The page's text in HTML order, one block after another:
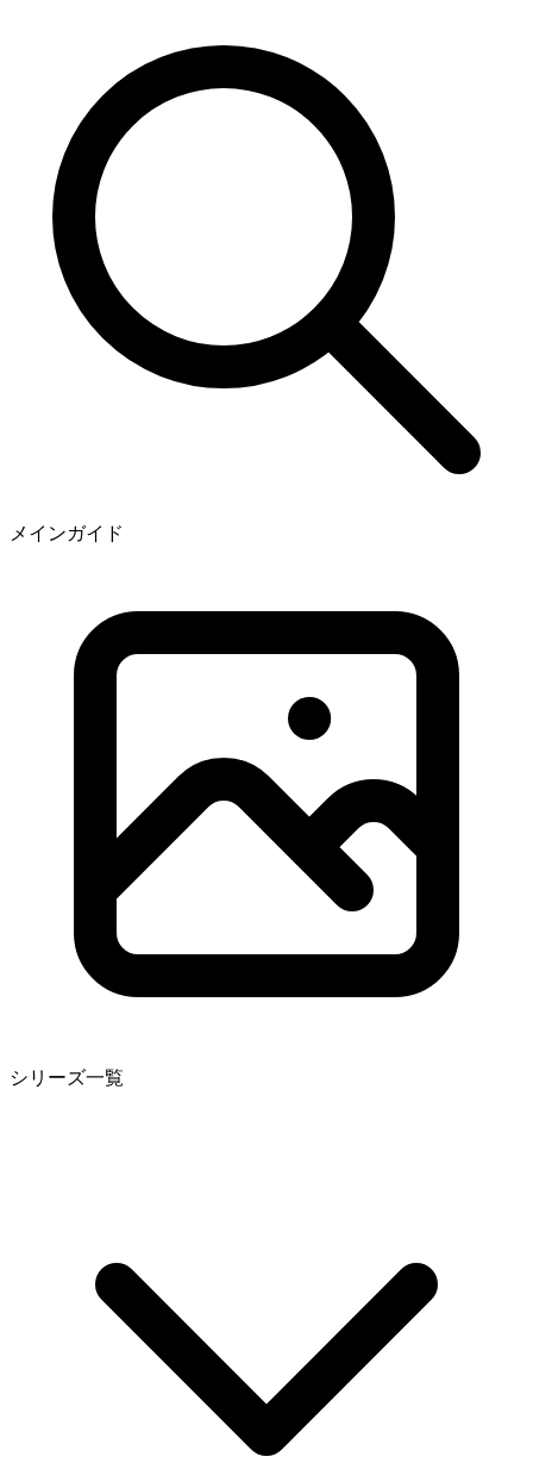
メインガイド
シリーズ一覧